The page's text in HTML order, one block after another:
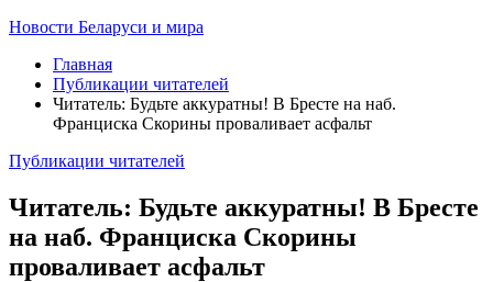
Новости Беларуси и мира
Главная
Публикации читателей
Читатель: Будьте аккуратны! В Бресте на наб.
Франциска Скорины проваливает асфальт
Публикации читателей
Читатель: Будьте аккуратны! В Бресте
на наб. Франциска Скорины
проваливает асфальт